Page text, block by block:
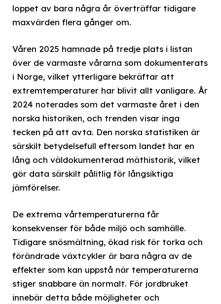
loppet av bara några år överträffar tidigare
maxvärden flera gånger om.
Våren 2025 hamnade på tredje plats i listan
över de varmaste vårarna som dokumenterats
i Norge, vilket ytterligare bekräftar att
extremtemperaturer har blivit allt vanligare. År
2024 noterades som det varmaste året i den
norska historiken, och trenden visar inga
tecken på att avta. Den norska statistiken är
särskilt betydelsefull eftersom landet har en
lång och väldokumenterad mäthistorik, vilket
gör data särskilt pålitlig för långsiktiga
jämförelser.
De extrema vårtemperaturerna får
konsekvenser för både miljö och samhälle.
Tidigare snösmältning, ökad risk för torka och
förändrade växtcykler är bara några av de
effekter som kan uppstå när temperaturerna
stiger snabbare än normalt. För jordbruket
innebär detta både möjligheter och